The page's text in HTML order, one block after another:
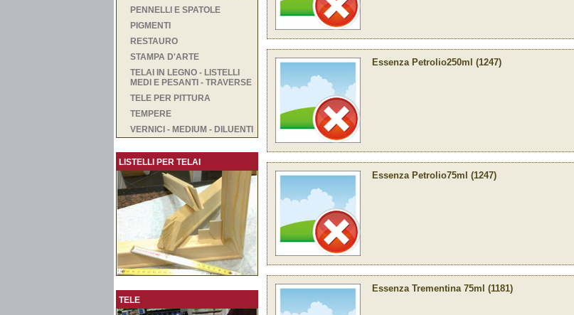
PENNELLI E SPATOLE
PIGMENTI
RESTAURO
STAMPA D'ARTE
TELAI IN LEGNO - LISTELLI
MEDI E PESANTI - TRAVERSE
TELE PER PITTURA
TEMPERE
VERNICI - MEDIUM - DILUENTI
LISTELLI PER TELAI
TELE
Essenza Petrolio250ml (1247)
Essenza Petrolio75ml (1247)
Essenza Trementina 75ml (1181)